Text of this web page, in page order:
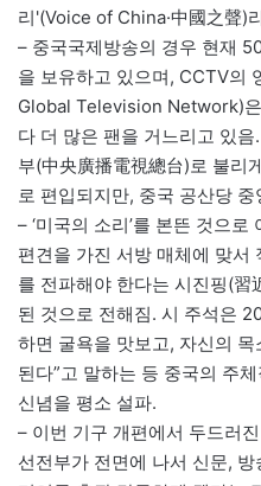
리'(Voice of China·中國之聲)
– 중국국제방송의 경우 현재
을 보유하고 있으며, CCTV의
Global Television Network)
다 더 많은 팬을 거느리고 있
부(中央廣播電視總台)로 불리
로 편입되지만, 중국 공산당
– ‘미국의 소리’를 본뜬 것으
편견을 가진 서방 매체에 맞서
를 전파해야 한다는 시진핑(習
된 것으로 전해짐. 시 주석은
하면 굴욕을 맛보고, 자신의
된다”고 말하는 등 중국의 주
신념을 평소 설파.
– 이번 기구 개편에서 두드러
선전부가 전면에 나서 신문,